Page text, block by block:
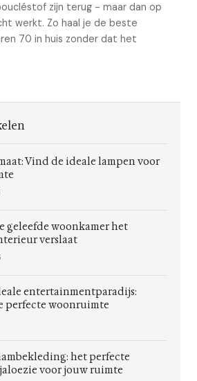
zijn terug - maar dan op
werkt. Zo haal je de beste
70 in huis zonder dat het
Vind de ideale lampen voor
geleefde woonkamer het
verslaat
entertainmentparadijs:
perfecte woonruimte
het perfecte
voor jouw ruimte